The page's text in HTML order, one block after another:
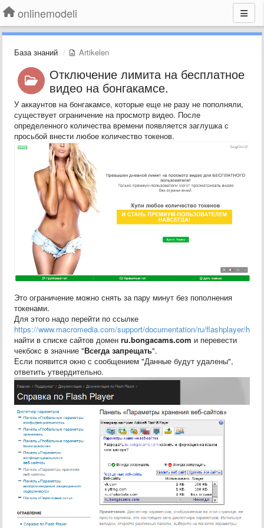
onlinemodeli
База знаний Artikelen
Отключение лимита на бесплатное
видео на бонгакамсе.
У аккаунтов на бонгакамсе, которые еще не разу не пополняли,
существует ограничение на просмотр видео. После
определенного количества времени появляется заглушка с
просьбой внести любое количество токенов.
Это ограничение можно снять за пару минут без пополнения
токенами.
Для этого надо перейти по ссылке
https://www.macromedia.com/support/documentation/ru/flashplayer/
найти в списке сайтов домен ru.bongacams.com и перевести
чекбокс в значние "Всегда запрещать".
Если появится окно с сообщением "Данные будут удалены",
ответить утвердительно.